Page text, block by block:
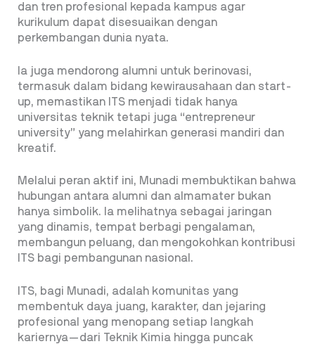
dan tren profesional kepada kampus agar
kurikulum dapat disesuaikan dengan
perkembangan dunia nyata.
Ia juga mendorong alumni untuk berinovasi,
termasuk dalam bidang kewirausahaan dan start-
up, memastikan ITS menjadi tidak hanya
universitas teknik tetapi juga “entrepreneur
university” yang melahirkan generasi mandiri dan
kreatif.
Melalui peran aktif ini, Munadi membuktikan bahwa
hubungan antara alumni dan almamater bukan
hanya simbolik. Ia melihatnya sebagai jaringan
yang dinamis, tempat berbagi pengalaman,
membangun peluang, dan mengokohkan kontribusi
ITS bagi pembangunan nasional.
ITS, bagi Munadi, adalah komunitas yang
membentuk daya juang, karakter, dan jejaring
profesional yang menopang setiap langkah
kariernya—dari Teknik Kimia hingga puncak